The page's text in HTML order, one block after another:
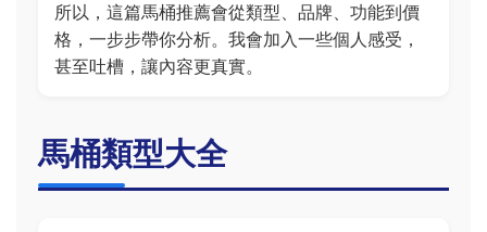
所以，這篇馬桶推薦會從類型、品牌、功能到價
格，一步步帶你分析。我會加入一些個人感受，
甚至吐槽，讓內容更真實。
馬桶類型大全